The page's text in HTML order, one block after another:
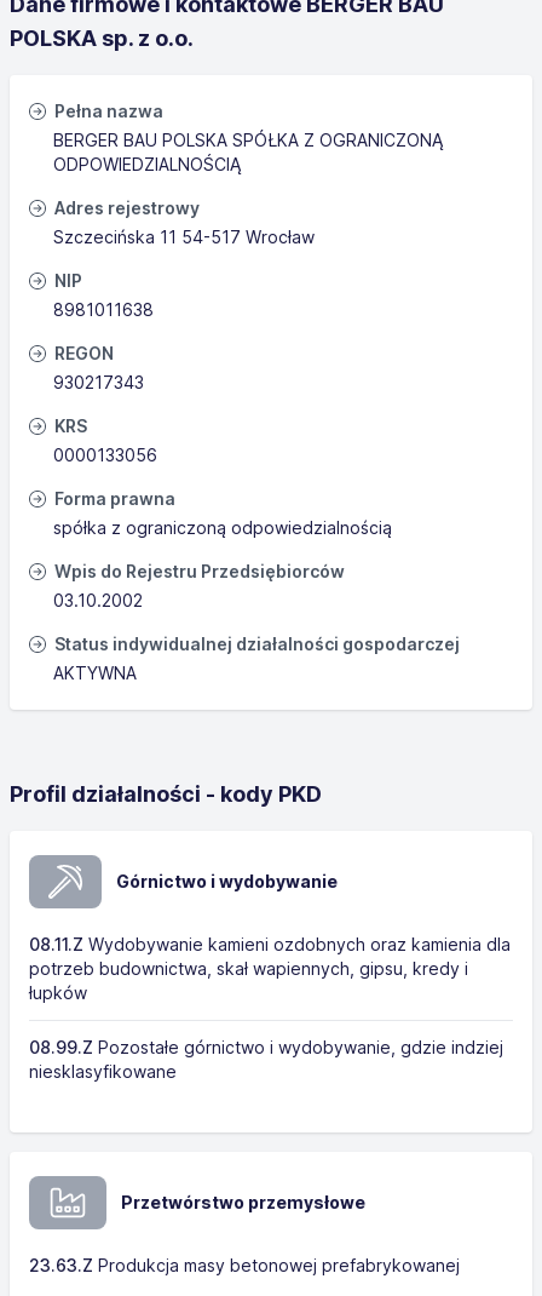
POLSKA sp. z o.o.
Pełna nazwa
BERGER BAU POLSKA SPÓŁKA Z OGRANICZONĄ
ODPOWIEDZIALNOŚCIĄ
Adres rejestrowy
Szczecińska 11 54-517 Wrocław
NIP
8981011638
REGON
930217343
KRS
0000133056
Forma prawna
spółka z ograniczoną odpowiedzialnością
Wpis do Rejestru Przedsiębiorców
03.10.2002
Status indywidualnej działalności gospodarczej
AKTYWNA
Profil działalności - kody PKD
Górnictwo i wydobywanie
08.11.Z Wydobywanie kamieni ozdobnych oraz kamienia dla
potrzeb budownictwa, skał wapiennych, gipsu, kredy i
łupków
08.99.Z Pozostałe górnictwo i wydobywanie, gdzie indziej
niesklasyfikowane
Przetwórstwo przemysłowe
23.63.Z Produkcja masy betonowej prefabrykowanej